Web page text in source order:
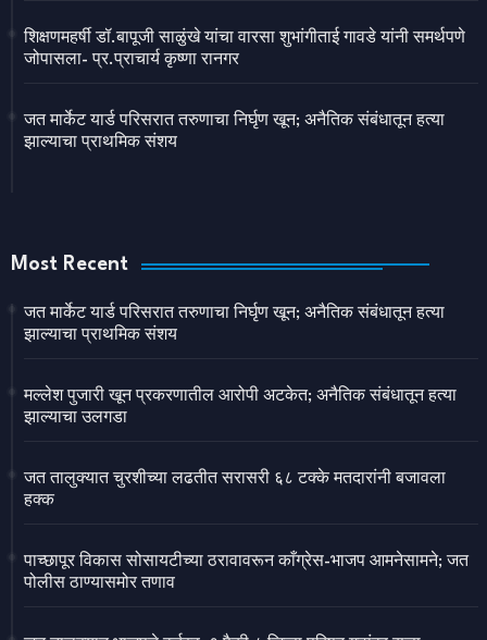
शिक्षणमहर्षी डॉ.बापूजी साळुंखे यांचा वारसा शुभांगीताई गावडे यांनी समर्थपणे
जोपासला- प्र.प्राचार्य कृष्णा रानगर
जत मार्केट यार्ड परिसरात तरुणाचा निर्घृण खून; अनैतिक संबंधातून हत्या
झाल्याचा प्राथमिक संशय
Most Recent
जत मार्केट यार्ड परिसरात तरुणाचा निर्घृण खून; अनैतिक संबंधातून हत्या
झाल्याचा प्राथमिक संशय
मल्लेश पुजारी खून प्रकरणातील आरोपी अटकेत; अनैतिक संबंधातून हत्या
झाल्याचा उलगडा
जत तालुक्यात चुरशीच्या लढतीत सरासरी ६८ टक्के मतदारांनी बजावला
हक्क
पाच्छापूर विकास सोसायटीच्या ठरावावरून काँग्रेस-भाजप आमनेसामने; जत
पोलीस ठाण्यासमोर तणाव